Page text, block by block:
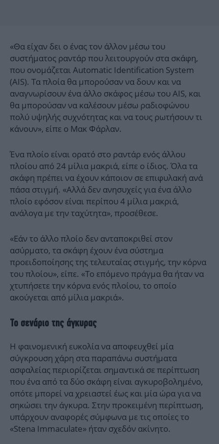
«Θα είχαν δει ο ένας τον άλλον μέσω του
συστήματος ραντάρ που λειτουργούν στα σκάφη,
που ονομάζεται Automatic Identification System
(AIS). Τα πλοία θα μπορούσαν να δουν και να
αναγνωρίσουν ένα άλλο σκάφος μέσω του AIS, και
θα μπορούσαν να καλέσουν μέσω ραδιοφώνου
πολύ υψηλής συχνότητας και να τους ρωτήσουν τι
κάνουν», είπε ο Μακ Φάρλαν.
Ένα πλοίο είναι ορατό στο ραντάρ ενός άλλου
πλοίου από 24 μίλια μακριά, είπε ο ίδιος. Όλα τα
σκάφη πρέπει να έχουν κάποιον σε επιφυλακή ανά
πάσα στιγμή. «Αλλά δεν ανησυχείς για ένα άλλο
πλοίο εφόσον είναι περίπου 4 μίλια μακριά,
ανάλογα με την ταχύτητα», προσέθεσε.
«Εάν το άλλο πλοίο δεν ανταποκριθεί στον
ασύρματο, τα σκάφη έχουν ένα σύστημα
προειδοποίησης της τελευταίας στιγμής, την κόρνα
του πλοίου», είπε. «Το επόμενο πράγμα θα ήταν να
χτυπήσετε την κόρνα ενός πλοίου, το οποίο
ακούγεται από μίλια μακριά».
Το σενάριο της άγκυρας
Η φαινομενική ευκολία να αποφευχθεί μία
σύγκρουση χάρη στα παραπάνω συστήματα
ασφαλείας περιορίζεται σημαντικά σε περίπτωση
που ένα από τα δύο σκάφη είναι αγκυροβολημένο,
οπότε μπορεί να χρειαστεί έως και μία ώρα για να
σηκώσει την άγκυρα. Στην προκειμένη περίπτωση,
υπάρχουν αναφορές σύμφωνα με τις οποίες το
«Stena Immaculate» ήταν σχεδόν ακίνητο.